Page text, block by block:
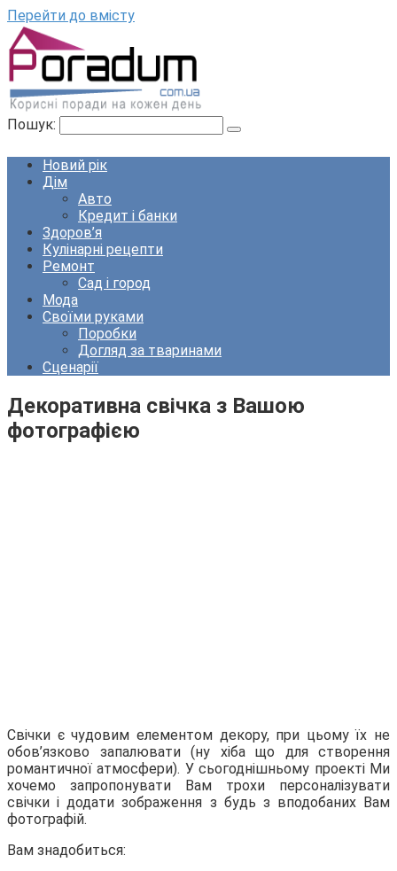
Перейти до вмісту
Пошук:
Новий рік
Дім
Авто
Кредит і банки
Здоров’я
Кулінарні рецепти
Ремонт
Сад і город
Мода
Своїми руками
Поробки
Догляд за тваринами
Сценарії
Декоративна свічка з Вашою
фотографією
Свічки є чудовим елементом декору, при цьому їх не
обов’язково запалювати (ну хіба що для створення
романтичної атмосфери). У сьогоднішньому проекті Ми
хочемо запропонувати Вам трохи персоналізувати
свічки і додати зображення з будь з вподобаних Вам
фотографій.
Вам знадобиться: